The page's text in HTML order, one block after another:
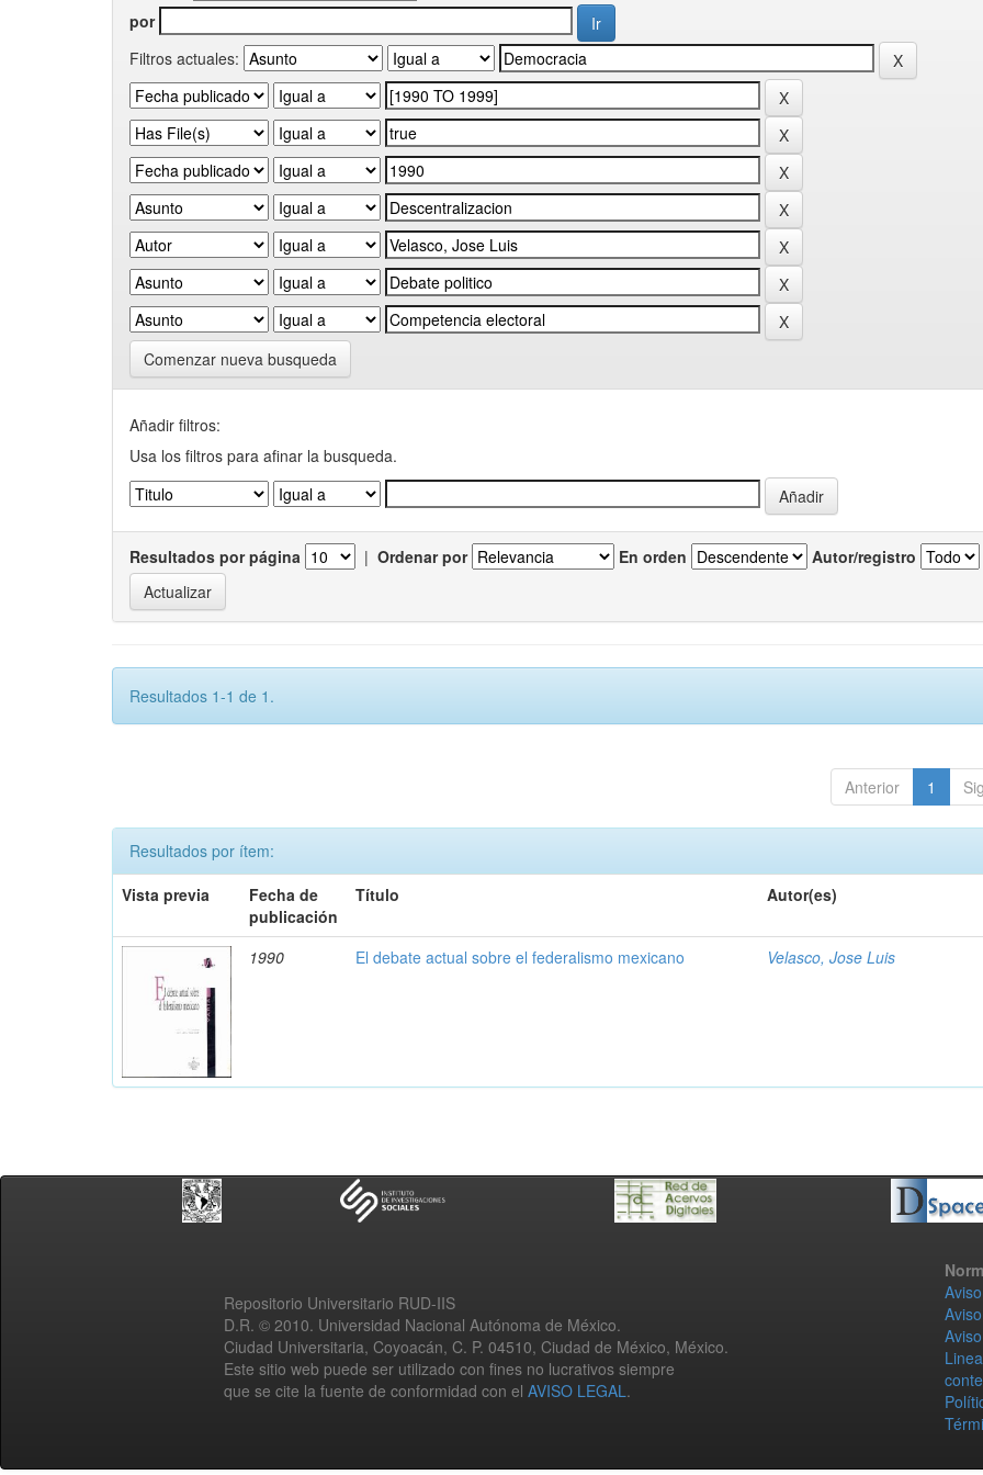
por
Filtros actuales:
Comenzar nueva busqueda
Añadir filtros:
Usa los filtros para afinar la busqueda.
Resultados por página | Ordenar por En orden Autor/registro
Resultados 1-1 de 1.
Anterior 1
Resultados por ítem:
Vista previa
Fecha de
publicación
Título Autor(es)
1990 El debate actual sobre el federalismo mexicano Velasco, Jose Luis
Repositorio Universitario RUD-IIS
D.R. © 2010. Universidad Nacional Autónoma de México.
Ciudad Universitaria, Coyoacán, C. P. 04510, Ciudad de México, México.
Este sitio web puede ser utilizado con fines no lucrativos siempre
que se cite la fuente de conformidad con el AVISO LEGAL.